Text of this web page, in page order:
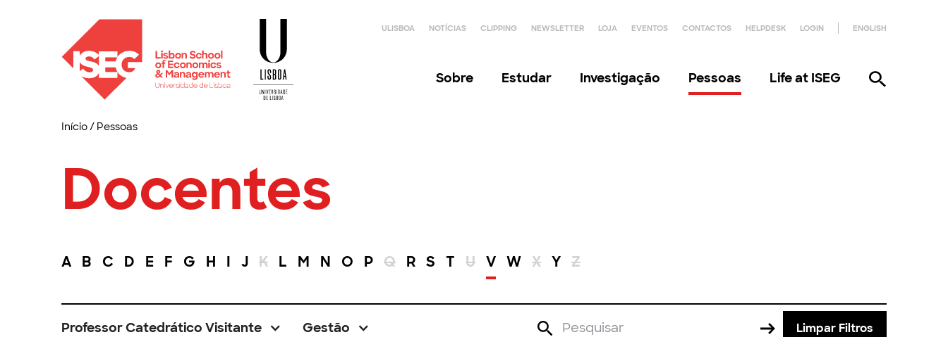
ULISBOA NOTÍCIAS CLIPPING NEWSLETTER LOJA EVENTOS CONTACTOS HELPDESK LOGIN ENGLISH
Sobre Estudar Investigação Pessoas Life at ISEG
Início/ Pessoas
Docentes
A B C D E F G H I J K L M N O P Q R S T U V W X Y Z
Professor Catedrático Visitante Gestão Limpar Filtros